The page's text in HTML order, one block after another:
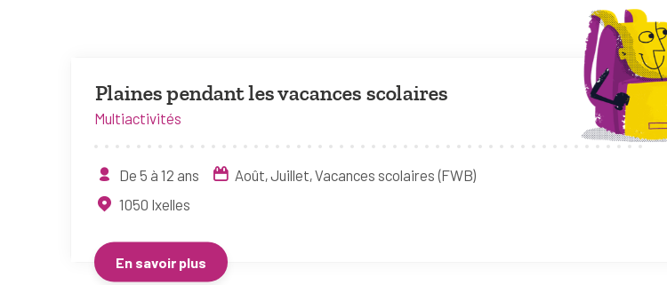
Plaines pendant les vacances scolaires
Multiactivités
De 5 à 12 ans Août Juillet Vacances scolaires (FWB)
1050 Ixelles
En savoir plus